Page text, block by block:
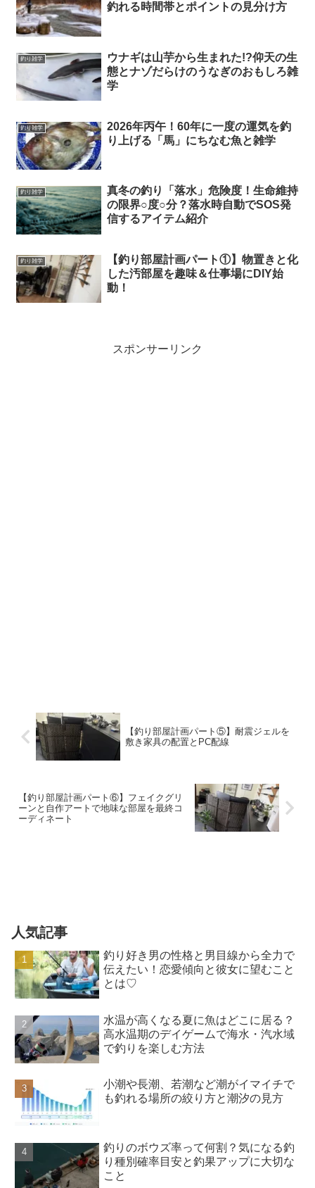
釣れる時間帯とポイントの見分け方
釣り雑学
ウナギは山芋から生まれた!?仰天の生
態とナゾだらけのうなぎのおもしろ雑
学
釣り雑学
2026年丙午！60年に一度の運気を釣
り上げる「馬」にちなむ魚と雑学
釣り雑学
真冬の釣り「落水」危険度！生命維持
の限界○度○分？落水時自動でSOS発
信するアイテム紹介
釣り雑学
【釣り部屋計画パート①】物置きと化
した汚部屋を趣味＆仕事場にDIY始
動！
スポンサーリンク
【釣り部屋計画パート⑤】耐震ジェルを
敷き家具の配置とPC配線
【釣り部屋計画パート⑥】フェイクグリ
ーンと自作アートで地味な部屋を最終コ
ーディネート
人気記事
釣り好き男の性格と男目線から全力で
伝えたい！恋愛傾向と彼女に望むこと
とは♡
水温が高くなる夏に魚はどこに居る？
高水温期のデイゲームで海水・汽水域
で釣りを楽しむ方法
小潮や長潮、若潮など潮がイマイチで
も釣れる場所の絞り方と潮汐の見方
釣りのボウズ率って何割？気になる釣
り種別確率目安と釣果アップに大切な
こと